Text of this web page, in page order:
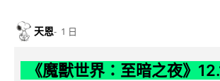
天恩 1 日
《魔獸世界：至暗之夜》